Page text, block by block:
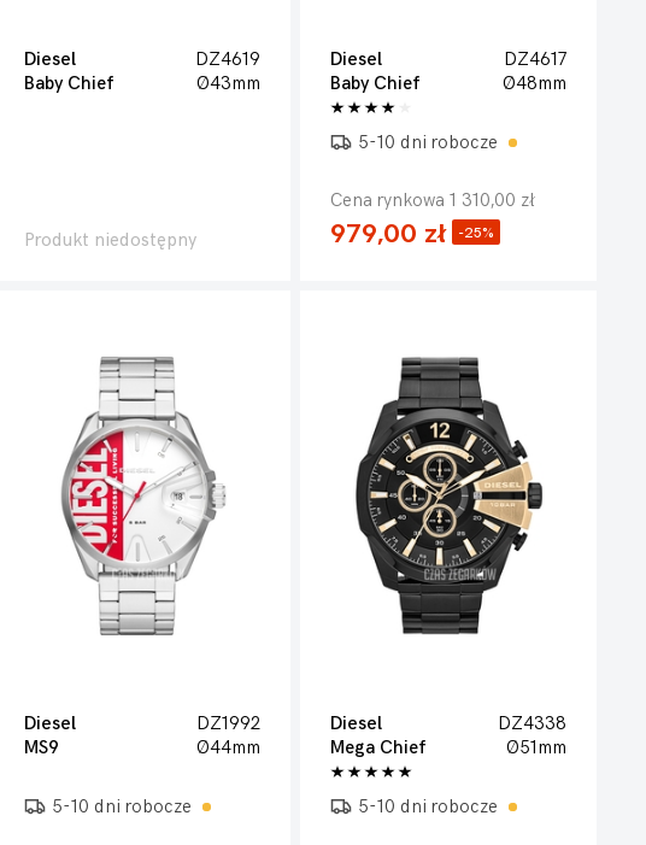
Diesel
DZ4619
Baby Chief
Ø43mm
Produkt niedostępny
Diesel
DZ4617
Baby Chief
Ø48mm
5-10 dni robocze
Cena rynkowa 1 310,00 zł
979,00 zł -25%
Diesel
DZ1992
MS9
Ø44mm
5-10 dni robocze
Diesel
DZ4338
Mega Chief
Ø51mm
5-10 dni robocze